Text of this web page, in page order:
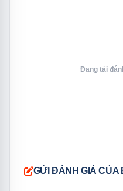
Dung tích sử
Đang tải
GỬI ĐÁNH GIÁ CỦA